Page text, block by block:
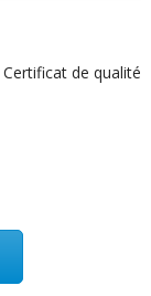
Certificat de qualité